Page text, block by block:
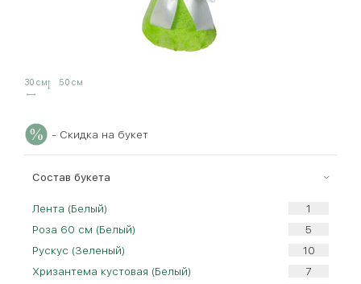
30 см 50 см
- Скидка на букет
Cостав букета
Лента (Белый)
Роза 60 см (Белый)
Рускус (Зеленый)
Хризантема кустовая (Белый)